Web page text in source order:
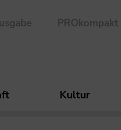
PROkompakt
Kultur